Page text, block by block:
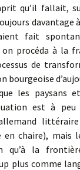
qu’il fallait,
davantage
fait
on procéda à la
de
bourgeoise
les paysans
est à peu
en chaire), mais
qu’à la
plus comme